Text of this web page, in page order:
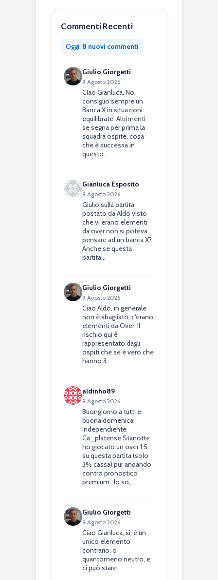
Commenti Recenti
Oggi: 8 nuovi commenti
Giulio Giorgetti
9 Agosto 2026
CIao Gianluca, No,
consiglio sempre un
Banca X in situazioni
equilibrate. Altrimenti
se segna per prima la
squadra ospite, cosa
che è successa in
questo…
Gianluca Esposito
9 Agosto 2026
Giulio sulla partita
postato da Aldo visto
che vi erano elementi
da over non si poteva
pensare ad un banca X?
Anche se questa
partita…
Giulio Giorgetti
9 Agosto 2026
Ciao Aldo, in generale
non è sbagliato, c'erano
elementi da Over. Il
rischio qui è
rappresentato dagli
ospiti che se è vero che
hanno 3…
aldinho89
9 Agosto 2026
Buongiorno a tutti e
buona domenica,
Independiente
Ca_platense Stanotte
ho giocato un over 1,5
su questa partita (solo
3% cassa) pur andando
contro pronostico
premium...lo so,…
Giulio Giorgetti
9 Agosto 2026
Ciao Gianluca, sì, è un
unico elemento
contrario, o
quantomeno neutro, e
ci può stare.